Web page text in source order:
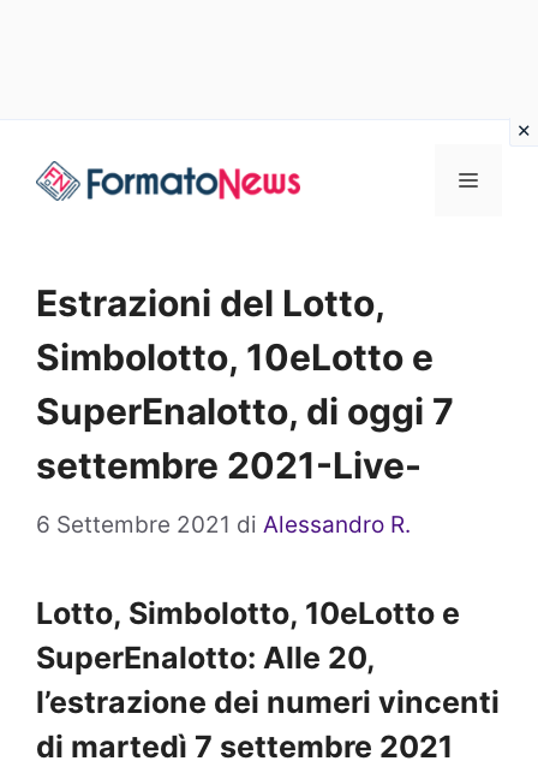
Menu
Estrazioni del Lotto,
Simbolotto, 10eLotto e
SuperEnalotto, di oggi 7
settembre 2021-Live-
6 Settembre 2021 di Alessandro R.
Lotto, Simbolotto, 10eLotto e
SuperEnalotto: Alle 20,
l’estrazione dei numeri vincenti
di martedì 7 settembre 2021